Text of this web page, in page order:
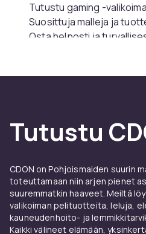
Tutustu gaming -
Suosittuja malleja ja
Osta helposti ja
Tutustu
CDON on Pohjoismaiden suurin
toteuttamaan niin arjen pienet
suuremmatkin haaveet. Meiltä
valikoiman pelituotteita, leluja,
kauneudenhoito- ja
Kaikki välineet elämään,